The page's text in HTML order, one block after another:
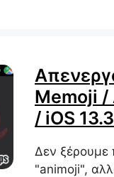
Memoji /
/ iOS 13.3
Δεν ξέρουμε
"animoji",